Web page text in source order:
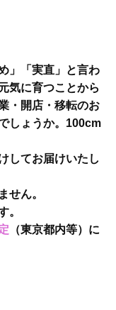
」「実直」と言わ
気に育つことから
・開店・移転のお
しょうか。100cm
してお届けいたし
せん。
。
（東京都内等）に